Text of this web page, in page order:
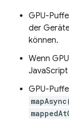
GPU-
der
können.
Wenn
GPU-